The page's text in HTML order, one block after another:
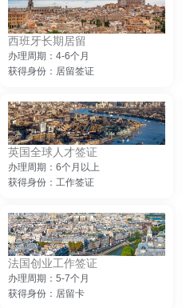
西班牙长期居留
办理周期：4-6个月
获得身份：居留签证
英国全球人才签证
办理周期：6个月以上
获得身份：工作签证
法国创业工作签证
办理周期：5-7个月
获得身份：居留卡